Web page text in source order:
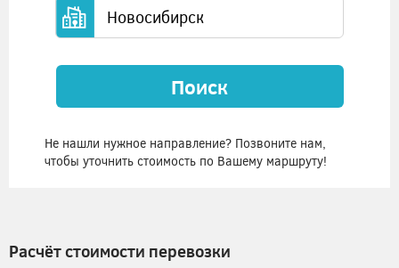
Поиск
Не нашли нужное направление? Позвоните нам,
чтобы уточнить стоимость по Вашему маршруту!
Расчёт стоимости перевозки